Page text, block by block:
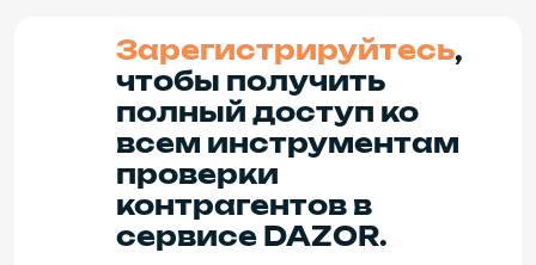
Зарегистрируйтесь,
чтобы получить
полный доступ ко
всем инструментам
проверки
контрагентов в
сервисе DAZOR.